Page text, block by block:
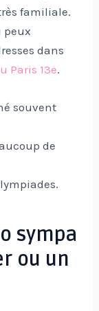
familiale.
peux
dans
Paris 13e.
souvent
de
sympa
ou un